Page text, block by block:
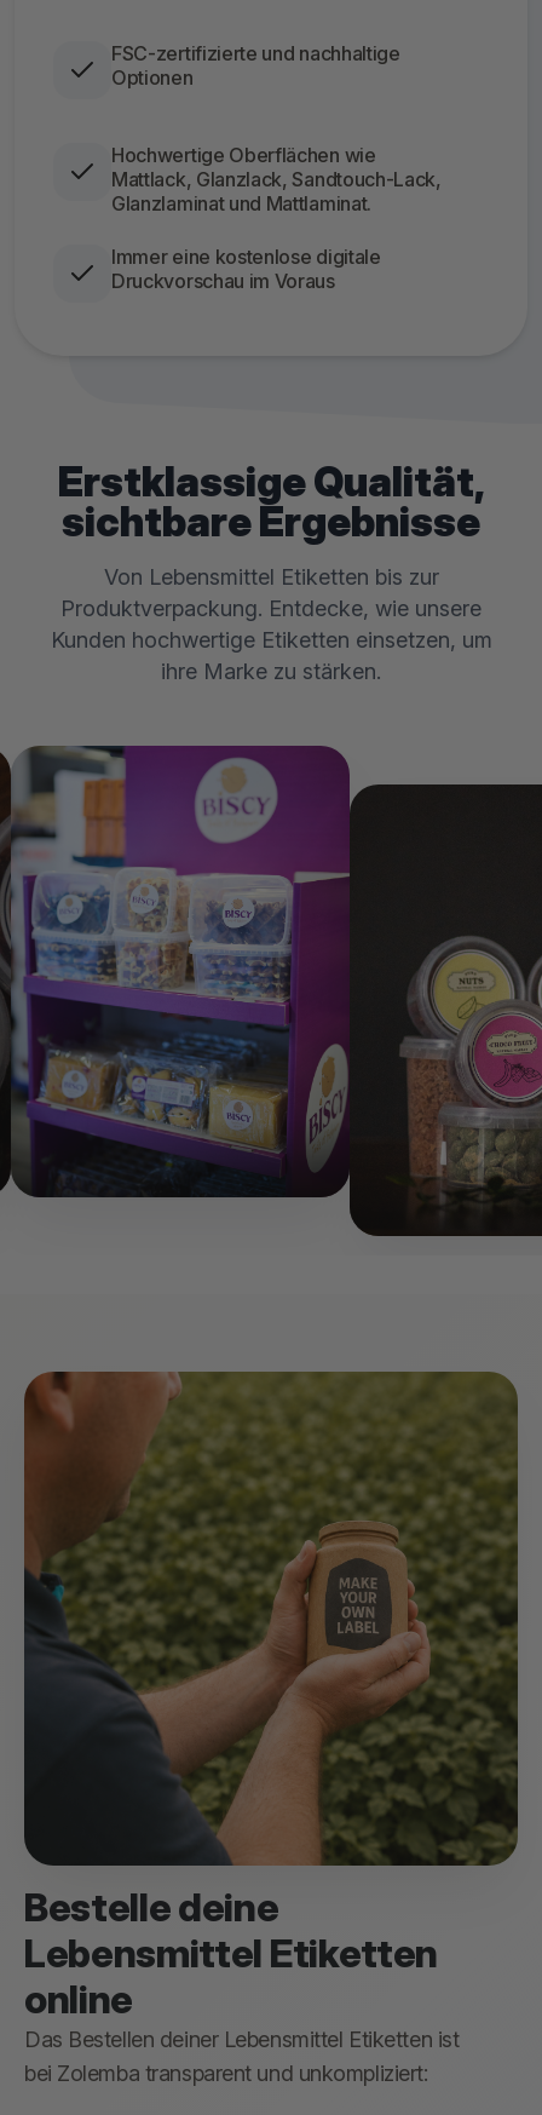
FSC-zertifizierte und nachhaltige
Optionen
Hochwertige Oberflächen wie
Mattlack, Glanzlack, Sandtouch-Lack,
Glanzlaminat und Mattlaminat.
Immer eine kostenlose digitale
Druckvorschau im Voraus
Erstklassige Qualität,
sichtbare Ergebnisse
Von Lebensmittel Etiketten bis zur
Produktverpackung. Entdecke, wie unsere
Kunden hochwertige Etiketten einsetzen, um
ihre Marke zu stärken.
Bestelle deine
Lebensmittel Etiketten
online
Das Bestellen deiner Lebensmittel Etiketten ist
bei Zolemba transparent und unkompliziert: